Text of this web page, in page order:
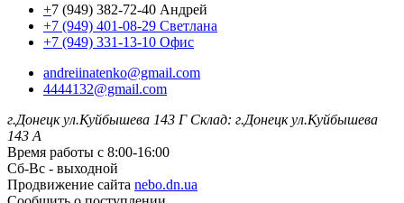
+7 (949) 382-72-40 Андрей
+7 (949) 401-08-29 Светлана
+7 (949) 331-13-10 Офис
andreiinatenko@gmail.com
4444132@gmail.com
г.Донецк ул.Куйбышева 143 Г Склад: г.Донецк ул.Куйбышева
143 А
Время работы с 8:00-16:00
Сб-Вс - выходной
Продвижение сайта nebo.dn.ua